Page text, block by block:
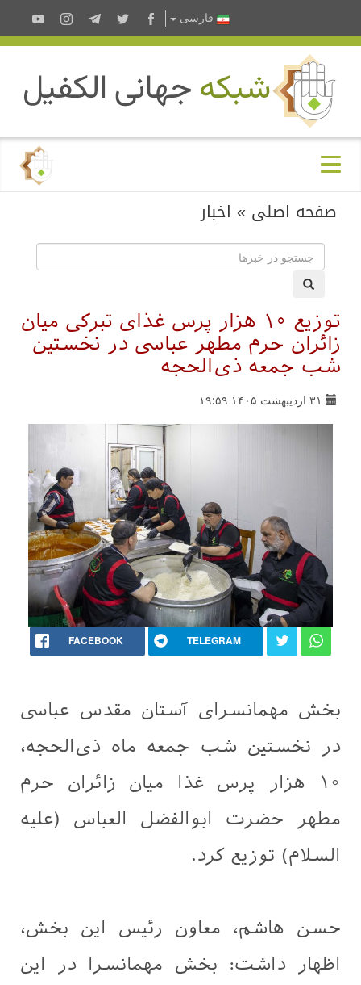
فارسى
صفحه اصلی » اخبار
توزیع ۱۰ هزار پرس غذای تبرکی میان
زائران حرم مطهر عباسی در نخستین
شب جمعه ذی‌الحجه
۳۱ اردیبهشت ۱۴۰۵ ۱۹:۵۹
FACEBOOK TELEGRAM
بخش مهمانسرای آستان مقدس عباسی
در نخستین شب جمعه ماه ذی‌الحجه،
۱۰ هزار پرس غذا میان زائران حرم
مطهر حضرت ابوالفضل العباس (علیه
السلام) توزیع کرد.
حسن هاشم، معاون رئیس این بخش،
اظهار داشت: بخش مهمانسرا در این